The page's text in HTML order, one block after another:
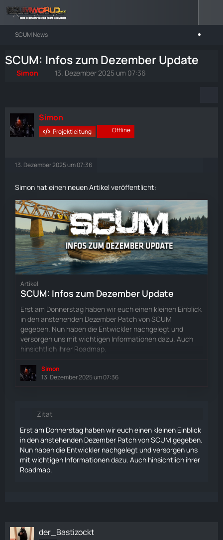
SCUM News
SCUM: Infos zum Dezember Update
Simon 13. Dezember 2025 um 07:36
Simon
Projektleitung Offline
13. Dezember 2025 um 07:36
Simon hat einen neuen Artikel veröffentlicht:
Artikel
SCUM: Infos zum Dezember Update
Erst am Donnerstag haben wir euch einen kleinen Einblick
in den anstehenden Dezember Patch von SCUM
gegeben. Nun haben die Entwickler nachgelegt und
versorgen uns mit wichtigen Informationen dazu. Auch
hinsichtlich ihrer Roadmap.
Simon
13. Dezember 2025 um 07:36
Zitat
Erst am Donnerstag haben wir euch einen kleinen Einblick
in den anstehenden Dezember Patch von SCUM gegeben.
Nun haben die Entwickler nachgelegt und versorgen uns
mit wichtigen Informationen dazu. Auch hinsichtlich ihrer
Roadmap.
der_Bastizockt